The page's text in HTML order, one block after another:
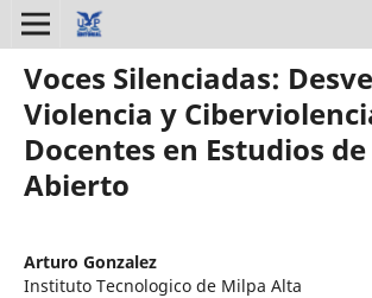
Voces Silenciadas:
Violencia y
Docentes en Estudios de
Abierto
Arturo Gonzalez
Instituto Tecnologico de Milpa Alta